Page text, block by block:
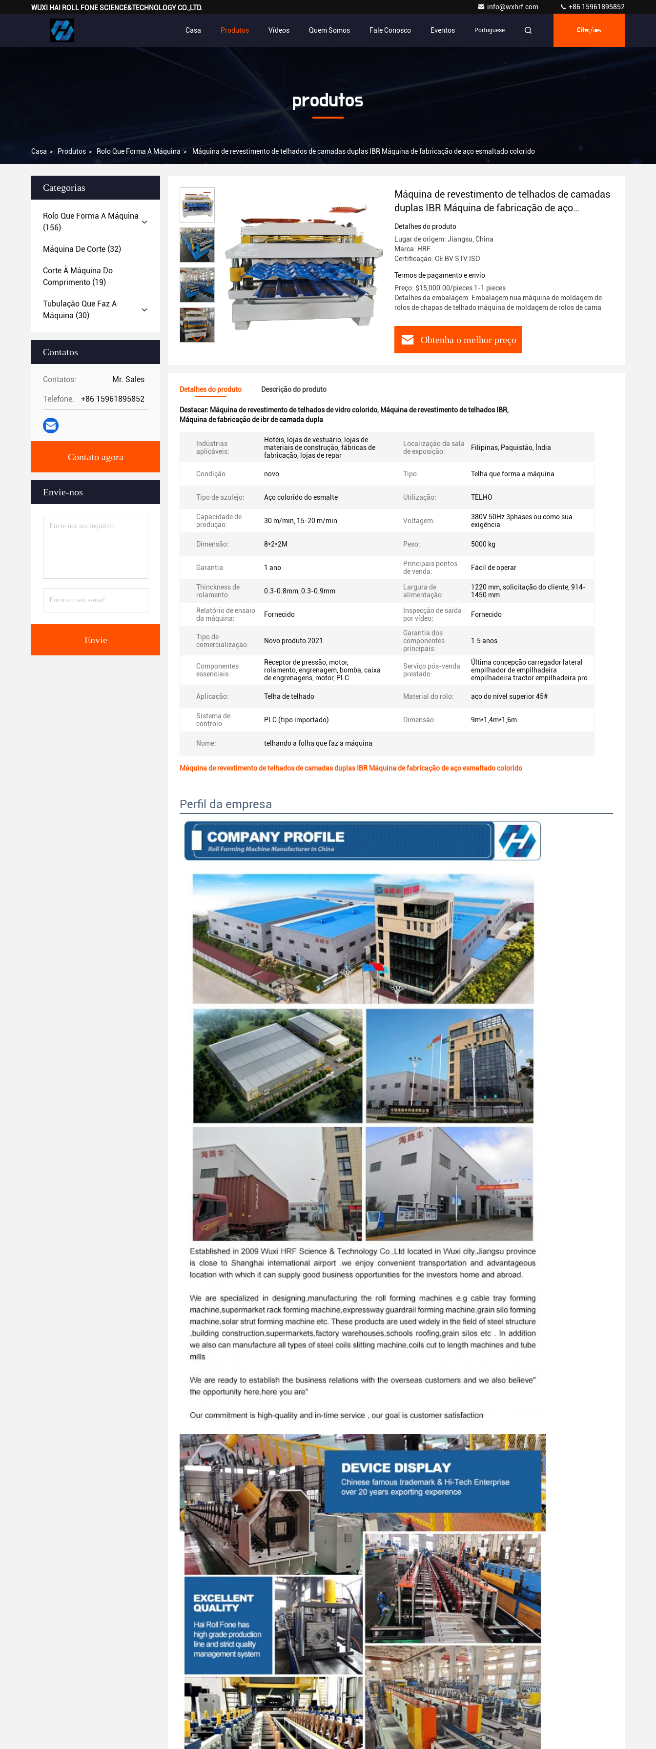
WUXI HAI ROLL FONE SCIENCE&TECHNOLOGY CO.,LTD. info@wxhrf.com +86 15961895852
Casa Produtos Vídeos Quem Somos Fale Conosco Eventos Portuguese Citações
produtos
Casa > Produtos > Rolo Que Forma A Máquina > Máquina de revestimento de telhados de camadas duplas IBR Máquina de fabricação de aço esmaltado colorido
Categorias
Rolo Que Forma A Máquina
(156)
Máquina De Corte (32)
Corte À Máquina Do
Comprimento (19)
Tubulação Que Faz A
Máquina (30)
Contatos
Contatos: Mr. Sales
Telefone: +86 15961895852
Contato agora
Envie-nos
Envie
Máquina de revestimento de telhados de camadas
duplas IBR Máquina de fabricação de aço
esmaltado colorido
Detalhes do produto
Lugar de origem: Jiangsu, China
Marca: HRF
Certificação: CE BV STV ISO
Termos de pagamento e envio
Preço: $15,000.00/pieces 1-1 pieces
Detalhes da embalagem: Embalagem nua máquina de moldagem de
rolos de chapas de telhado máquina de moldagem de rolos de cama
Obtenha o melhor preço
Detalhes do produto Descrição do produto
Destacar: Máquina de revestimento de telhados de vidro colorido, Máquina de revestimento de telhados IBR,
Máquina de fabricação de ibr de camada dupla
Indústrias
aplicáveis:
Hotéis, lojas de vestuário, lojas de
materiais de construção, fábricas de
fabricação, lojas de repar
Localização da sala
de exposição:
Filipinas, Paquistão, Índia
Condição: novo Tipo: Telha que forma a máquina
Tipo de azulejo: Aço colorido do esmalte Utilização: TELHO
Capacidade de
produção:
30 m/min, 15-20 m/min Voltagem:
380V 50Hz 3phases ou como sua
exigência
Dimensão: 8*2*2M Peso: 5000 kg
Garantia: 1 ano
Principais pontos
de venda:
Fácil de operar
Thinckness de
rolamento:
0.3-0.8mm, 0.3-0.9mm
Largura de
alimentação:
1220 mm, solicitação do cliente, 914-
1450 mm
Relatório de ensaio
da máquina:
Fornecido
Inspecção de saída
por vídeo:
Fornecido
Tipo de
comercialização:
Novo produto 2021
Garantia dos
componentes
principais:
1.5 anos
Componentes
essenciais:
Receptor de pressão, motor,
rolamento, engrenagem, bomba, caixa
de engrenagens, motor, PLC
Serviço pós-venda
prestado:
Última concepção carregador lateral
empilhador de empilhadeira
empilhadeira tractor empilhadeira pro
Aplicação: Telha de telhado Material do rolo: aço do nível superior 45#
Sistema de
controlo:
PLC (tipo importado) Dimensão: 9m*1,4m*1,6m
Nome: telhando a folha que faz a máquina
Máquina de revestimento de telhados de camadas duplas IBR Máquina de fabricação de aço esmaltado colorido
Perfil da empresa